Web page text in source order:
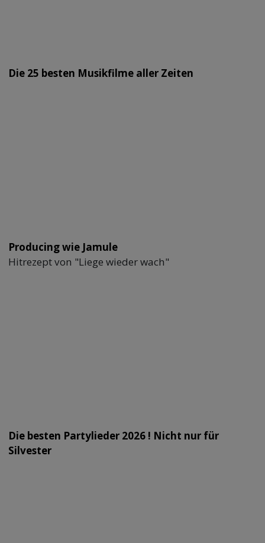
Die 25 besten Musikfilme aller Zeiten
Producing wie Jamule
Hitrezept von "Liege wieder wach"
Die besten Partylieder 2026 ! Nicht nur für
Silvester